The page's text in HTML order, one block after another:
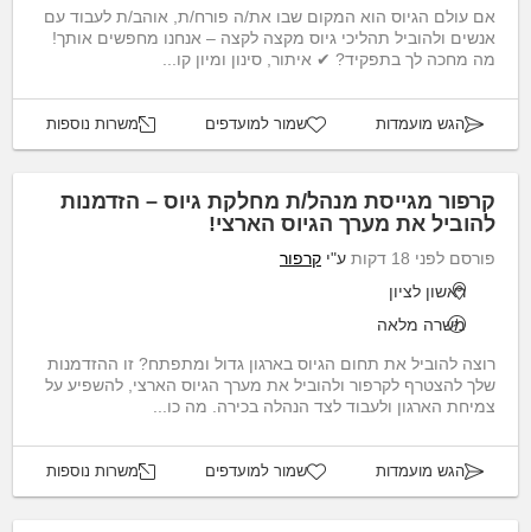
אם עולם הגיוס הוא המקום שבו את/ה פורח/ת, אוהב/ת לעבוד עם
אנשים ולהוביל תהליכי גיוס מקצה לקצה – אנחנו מחפשים אותך!
מה מחכה לך בתפקיד? ✔ איתור, סינון ומיון קו...
הגש מועמדות שמור למועדפים משרות נוספות
קרפור מגייסת מנהל/ת מחלקת גיוס – הזדמנות
להוביל את מערך הגיוס הארצי!
פורסם לפני 18 דקות ע"י קרפור
ראשון לציון
משרה מלאה
רוצה להוביל את תחום הגיוס בארגון גדול ומתפתח? זו ההזדמנות
שלך להצטרף לקרפור ולהוביל את מערך הגיוס הארצי, להשפיע על
צמיחת הארגון ולעבוד לצד הנהלה בכירה. מה כו...
הגש מועמדות שמור למועדפים משרות נוספות